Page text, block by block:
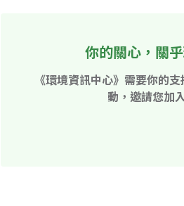
你的關心，關
《環境資訊中心》需要你的
動，邀請您加